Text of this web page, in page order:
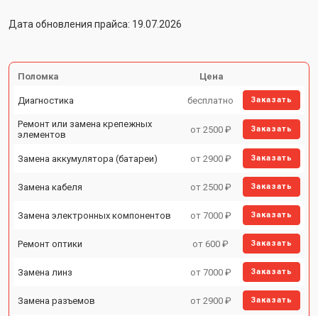
Дата обновления прайса: 19.07.2026
Поломка Цена
Диагностика бесплатно Заказать
Ремонт или замена крепежных
элементов
от 2500 ₽ Заказать
Замена аккумулятора (батареи) от 2900 ₽ Заказать
Замена кабеля от 2500 ₽ Заказать
Замена электронных компонентов от 7000 ₽ Заказать
Ремонт оптики от 600 ₽ Заказать
Замена линз от 7000 ₽ Заказать
Замена разъемов от 2900 ₽ Заказать